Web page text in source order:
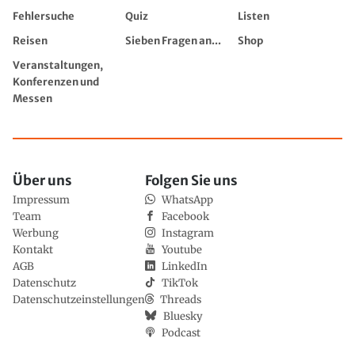
Fehlersuche
Quiz
Listen
Reisen
Sieben Fragen an...
Shop
Veranstaltungen,
Konferenzen und
Messen
Über uns
Impressum
Team
Werbung
Kontakt
AGB
Datenschutz
Datenschutzeinstellungen
Folgen Sie uns
WhatsApp
Facebook
Instagram
Youtube
LinkedIn
TikTok
Threads
Bluesky
Podcast